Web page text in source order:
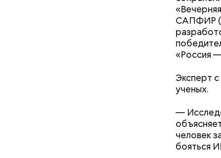
САПФИР
«Россия
Эксперт
ученых.
—
человек
бояться
Ранние